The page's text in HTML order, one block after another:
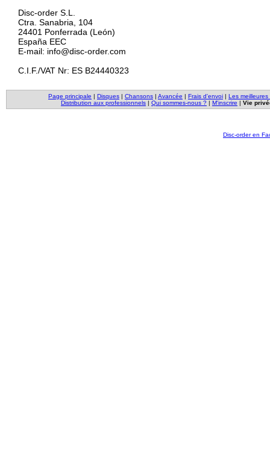
Disc-order S.L.
Ctra. Sanabria, 104
24401 Ponferrada (León)
España EEC
E-mail: info@disc-order.com
C.I.F./VAT Nr: ES B24440323
Page principale | Disques | Chansons | Avancée | Frais d'envoi | Les meilleures
Distribution aux professionnels | Qui sommes-nous ? | M'inscrire | Vie
Disc-order en